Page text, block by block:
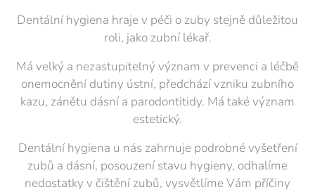
Dentální hygiena hraje v péči o zuby stejně důležitou
roli, jako zubní lékař.
Má velký a nezastupitelný význam v prevenci a léčbě
onemocnění dutiny ústní, předchází vzniku zubního
kazu, zánětu dásní a parodontitidy. Má také význam
estetický.
Dentální hygiena u nás zahrnuje podrobné vyšetření
zubů a dásní, posouzení stavu hygieny, odhalíme
nedostatky v čištění zubů, vysvětlíme Vám příčiny